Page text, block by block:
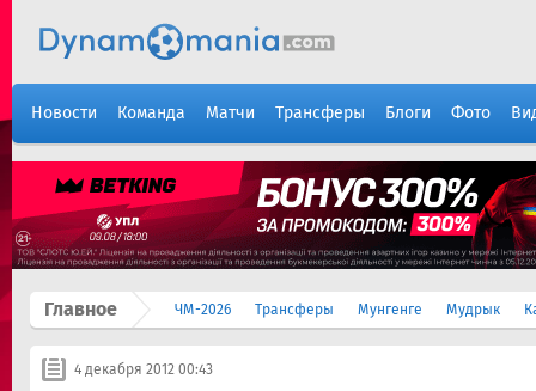
Новости Команда Матчи Трансферы Блоги Фото
Главное ЧМ-2026 Трансферы Мунгенге Мудрык
4 декабря 2012 00:43